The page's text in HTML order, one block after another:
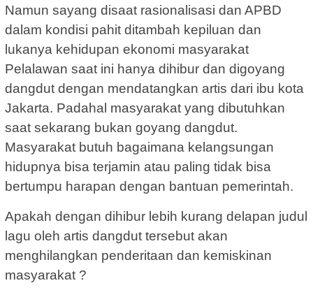
Namun sayang disaat rasionalisasi dan APBD
dalam kondisi pahit ditambah kepiluan dan
lukanya kehidupan ekonomi masyarakat
Pelalawan saat ini hanya dihibur dan digoyang
dangdut dengan mendatangkan artis dari ibu kota
Jakarta. Padahal masyarakat yang dibutuhkan
saat sekarang bukan goyang dangdut.
Masyarakat butuh bagaimana kelangsungan
hidupnya bisa terjamin atau paling tidak bisa
bertumpu harapan dengan bantuan pemerintah.
Apakah dengan dihibur lebih kurang delapan judul
lagu oleh artis dangdut tersebut akan
menghilangkan penderitaan dan kemiskinan
masyarakat ?